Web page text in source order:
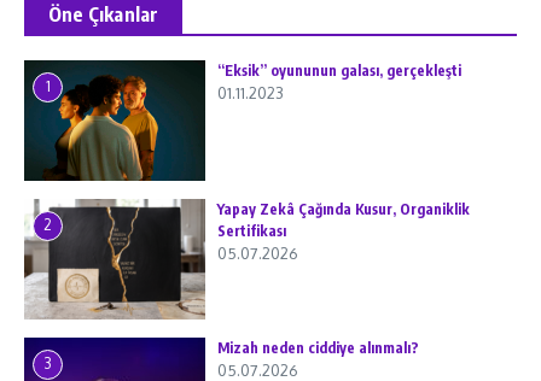
Öne Çıkanlar
1
“Eksik” oyununun galası, gerçekleşti
01.11.2023
2
Yapay Zekâ Çağında Kusur, Organiklik
Sertifikası
05.07.2026
3
Mizah neden ciddiye alınmalı?
05.07.2026